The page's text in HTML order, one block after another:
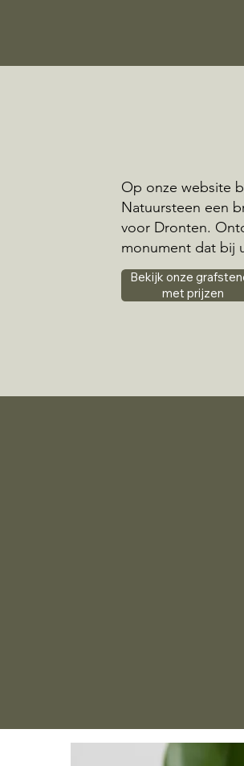
Op onze website
Natuursteen een
voor Dronten.
monument dat bij
Bekijk onze
met prijzen